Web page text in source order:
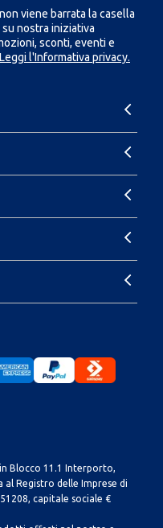
viene barrata la casella
nostra iniziativa
sconti, eventi e
Leggi l'Informativa privacy.
Blocco 11.1 Interporto,
al Registro delle Imprese di
capitale sociale €